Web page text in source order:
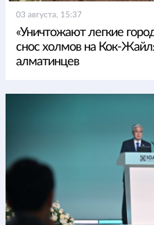
03 августа, 15:37
«Уничтожают легкие
снос холмов на Кок-
алматинцев